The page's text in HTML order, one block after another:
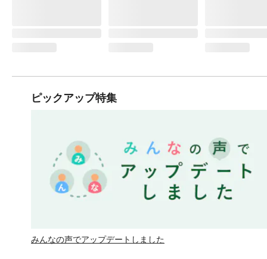
ピックアップ特集
みんなの声でアップデートしました